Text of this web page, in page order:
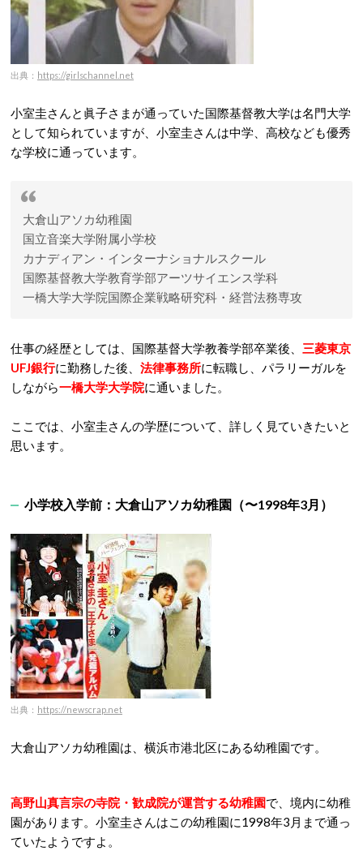
出典： https://girlschannel.net
小室圭さんと眞子さまが通っていた国際基督教大学は名門大学
として知られていますが、小室圭さんは中学、高校なども優秀
な学校に通っています。
大倉山アソカ幼稚園
国立音楽大学附属小学校
カナディアン・インターナショナルスクール
国際基督教大学教育学部アーツサイエンス学科
一橋大学大学院国際企業戦略研究科・経営法務専攻
仕事の経歴としては、国際基督大学教養学部卒業後、 三菱東京
UFJ銀行に勤務した後、 法律事務所に転職し、パラリーガルを
しながら一橋大学大学院に通いました。
ここでは、小室圭さんの学歴について、詳しく見ていきたいと
思います。
小学校入学前：大倉山アソカ幼稚園（〜1998年3月）
出典： https://newscrap.net
大倉山アソカ幼稚園は、横浜市港北区にある幼稚園です。
高野山真言宗の寺院・歓成院が運営する幼稚園で、境内に幼稚
園があります。小室圭さんはこの幼稚園に1998年3月まで通っ
ていたようですよ。